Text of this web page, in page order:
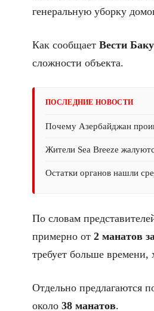
генеральную уборку
Как сообщает Вести Баку
сложности объекта.
ПОСЛЕДНИЕ НОВОСТИ
Почему Азербайджан
Жители Sea Breeze
Остатки органов нашли
По словам
примерно от 2 манатов
требует больше времени,
Отдельно предлагаются
около 38 манатов.